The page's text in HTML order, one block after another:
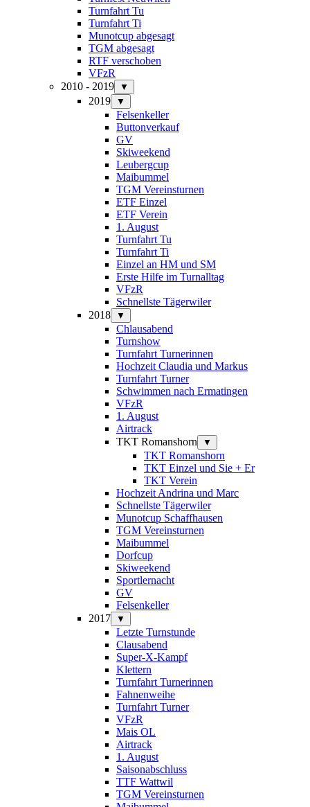
Turnfahrt Tu
Turnfahrt Ti
Munotcup abgesagt
TGM abgesagt
RTF verschoben
VFzR
2010 - 2019
▼
2019 ▼
Felsenkeller
Buttonverkauf
GV
Skiweekend
Leubergcup
Maibummel
TGM Vereinsturnen
ETF Einzel
ETF Verein
1. August
Turnfahrt Tu
Turnfahrt Ti
Einzel an HM und SM
Erste Hilfe im Turnalltag
VFzR
Schnellste Tägerwiler
2018
▼
Chlausabend
Turnshow
Turnfahrt Turnerinnen
Hochzeit Claudia und Markus
Turnfahrt Turner
Schwimmen nach Ermatingen
VFzR
1. August
Airtrack
TKT Romanshorn
▼
TKT Romanshorn
TKT Einzel und Sie + Er
TKT Verein
Hochzeit Andrina und Marc
Schnellste Tägerwiler
Munotcup Schaffhausen
TGM Vereinsturnen
Maibummel
Dorfcup
Skiweekend
Sportlernacht
GV
Felsenkeller
2017
▼
Letzte Turnstunde
Clausabend
Super-X-Kampf
Klettern
Turnfahrt Turnerinnen
Fahnenweihe
Turnfahrt Turner
VFzR
Mais OL
Airtrack
1. August
Saisonabschluss
TTF Wattwil
TGM Vereinsturnen